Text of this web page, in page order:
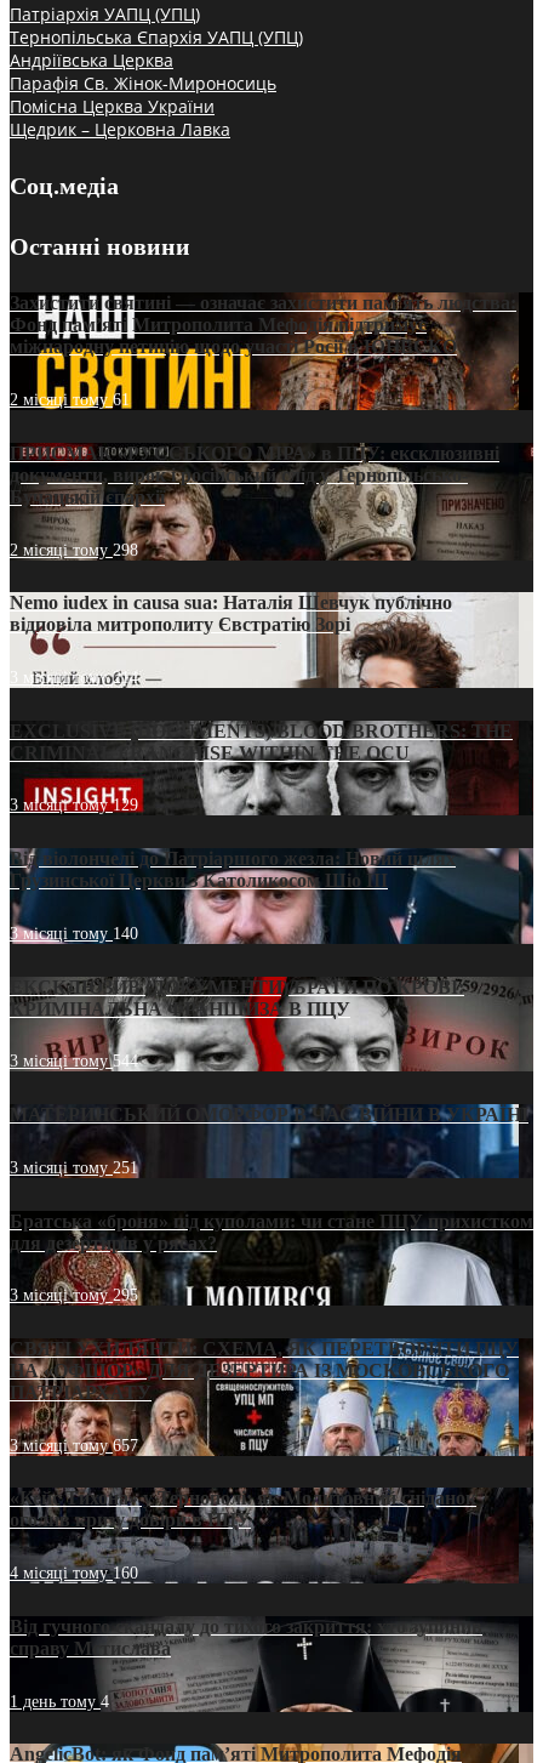
Патріархія УАПЦ (УПЦ)
Тернопільська Єпархія УАПЦ (УПЦ)
Андріївська Церква
Парафія Св. Жінок-Мироносиць
Помісна Церква України
Щедрик – Церковна Лавка
Соц.медіа
Останні новини
Захистити святині — означає захистити пам’ять людства:
Фонд пам’яті Митрополита Мефодія підтримує
міжнародну петицію щодо участі Росії в ЮНЕСКО
2 місяці тому61
ПРИСМАК «РУССЬКОГО МІРА» в ПЦУ: ексклюзивні
документи, вирок і російський слід у Тернопільсько-
Бучацькій єпархії
2 місяці тому 298
Nemo iudex in causa sua: Наталія Шевчук публічно
відповіла митрополиту Євстратію Зорі
3 місяці тому214
EXCLUSIVE (DOCUMENTS)/BLOOD BROTHERS: THE
CRIMINAL FRANCHISE WITHIN THE OCU
3 місяці тому129
Від віолончелі до Патріаршого жезла: Новий шлях
Грузинської Церкви з Католикосом Шіо III
3 місяці тому 140
ЕКСКЛЮЗИВ (ДОКУМЕНТИ)/БРАТИ ПО КРОВІ:
КРИМІНАЛЬНА ФРАНШИЗА В ПЦУ
3 місяці тому544
МАТЕРИНСЬКИЙ ОМОРФОР В ЧАС ВІЙНИ В УКРАЇНІ
3 місяці тому251
Братська «броня» під куполами: чи стане ПЦУ прихистком
для дезертирів у рясах?
3 місяці тому295
СВЯТІ УХИЛЯНТИ: СХЕМА, ЯК ПЕРЕТВОРИТИ ПЦУ
НА «ОФШОР» ДЛЯ ДЕЗЕРТИРА ІЗ МОСКОВСЬКОГО
ПАТРІАРХАТУ
3 місяці тому657
«Кейс Тихона» у Тернополі: як Молитовний сніданок
оголив кризу довіри в ПЦУ
4 місяці тому160
Від гучного скандалу до тихого закриття: хто зупинив
справу Мстислава
1 день тому4
AngelicBot: як Фонд пам’яті Митрополита Мефодія